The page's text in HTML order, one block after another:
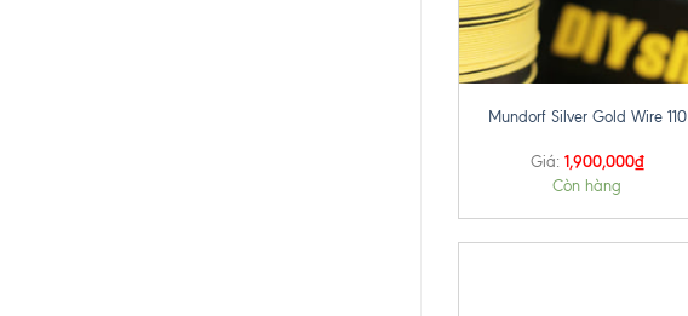
+
Mundorf Silver Gold Wire 110
Giá: 1,900,000₫
Còn hàng